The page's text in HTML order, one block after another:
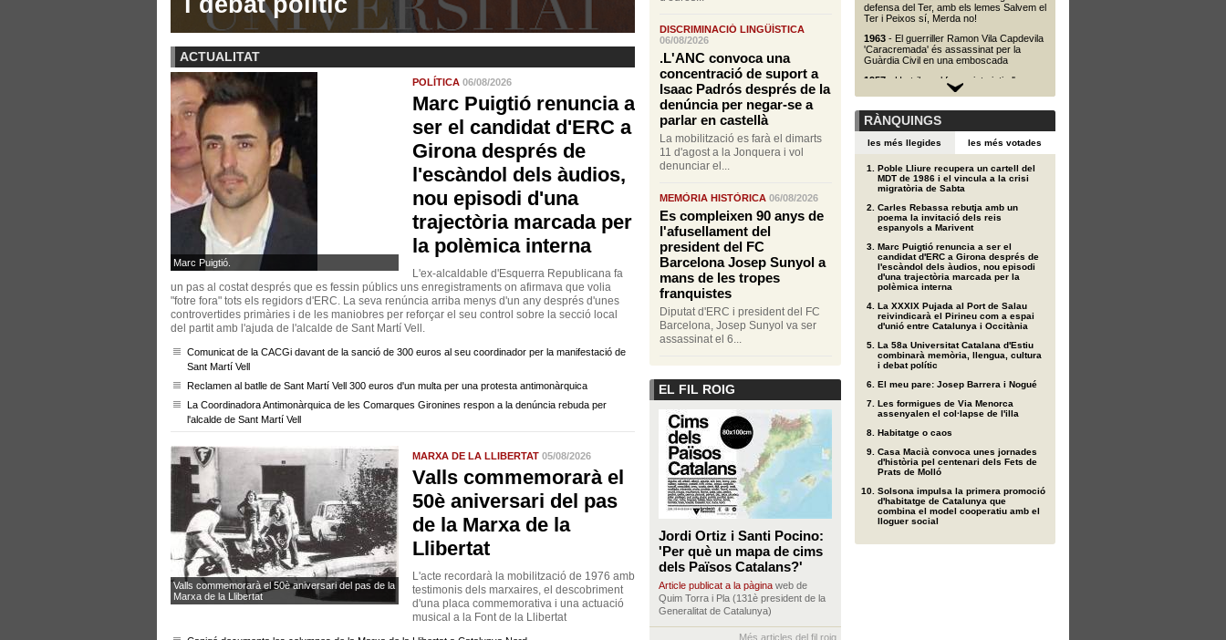
ACTUALITAT
Marc Puigtió.
POLÍTICA 06/08/2026
Marc Puigtió renuncia a
ser el candidat d'ERC a
Girona després de
l'escàndol dels àudios,
nou episodi d'una
trajectòria marcada per
la polèmica interna
L'ex-alcaldable d'Esquerra Republicana fa
un pas al costat després que es fessin públics uns enregistraments on afirmava que volia
"fotre fora" tots els regidors d'ERC. La seva renúncia arriba menys d'un any després d'unes
controvertides primàries i de les maniobres per reforçar el seu control sobre la secció local
del partit amb l'ajuda de l'alcalde de Sant Martí Vell.
Comunicat de la CACGi davant de la sanció de 300 euros al seu coordinador per la manifestació de
Sant Martí Vell
Reclamen al batlle de Sant Martí Vell 300 euros d'un multa per una protesta antimonàrquica
La Coordinadora Antimonàrquica de les Comarques Gironines respon a la denúncia rebuda per
l'alcalde de Sant Martí Vell
Valls commemorarà el 50è aniversari del pas de la
Marxa de la Llibertat
MARXA DE LA LLIBERTAT 05/08/2026
Valls commemorarà el
50è aniversari del pas
de la Marxa de la
Llibertat
L'acte recordarà la mobilització de 1976 amb
testimonis dels marxaires, el descobriment
d'una placa commemorativa i una actuació
musical a la Font de la Llibertat
DISCRIMINACIÓ LINGÜÍSTICA
06/08/2026
.L'ANC convoca una
concentració de suport a
Isaac Padrós després de la
denúncia per negar-se a
parlar en castellà
La mobilització es farà el dimarts
11 d'agost a la Jonquera i vol
denunciar el...
MEMÒRIA HISTÒRICA 06/08/2026
Es compleixen 90 anys de
l'afusellament del
president del FC
Barcelona Josep Sunyol a
mans de les tropes
franquistes
Diputat d'ERC i president del FC
Barcelona, Josep Sunyol va ser
assassinat el 6...
EL FIL ROIG
Jordi Ortiz i Santi Pocino:
'Per què un mapa de cims
dels Països Catalans?'
Article publicat a la pàgina web de
Quim Torra i Pla (131è president de la
Generalitat de Catalunya)
Més articles del fil roig
defensa del Ter, amb els lemes Salvem el
Ter i Peixos sí, Merda no!
1963- El guerriller Ramon Vila Capdevila
'Caracremada' és assassinat per la
Guàrdia Civil en una emboscada
1957- Un tribunal franquista jutja l'ex-
dirigent del PSUC Joan Comorera.
1954- Les institucions polítiques
catalanes a l'exili escolleixen Josep
Tarradellas a Mèxic com a president de
la Generalitat
1936 - L'exèrcit republicà, comandat per
Alberto Bayo, allibera l'illa de Formentera,
ocupada pels feixistes
RÀNQUINGS
les més llegides les més votades
Poble Lliure recupera un cartell del
MDT de 1986 i el vincula a la crisi
migratòria de Sabta
Carles Rebassa rebutja amb un
poema la invitació dels reis
espanyols a Marivent
Marc Puigtió renuncia a ser el
candidat d'ERC a Girona després de
l'escàndol dels àudios, nou episodi
d'una trajectòria marcada per la
polèmica interna
La XXXIX Pujada al Port de Salau
reivindicarà el Pirineu com a espai
d'unió entre Catalunya i Occitània
La 58a Universitat Catalana d'Estiu
combinarà memòria, llengua, cultura
i debat polític
El meu pare: Josep Barrera i Nogué
Les formigues de Via Menorca
assenyalen el col·lapse de l'illa
Habitatge o caos
Casa Macià convoca unes jornades
d'història pel centenari dels Fets de
Prats de Molló
Solsona impulsa la primera promoció
d'habitatge de Catalunya que
combina el model cooperatiu amb el
lloguer social